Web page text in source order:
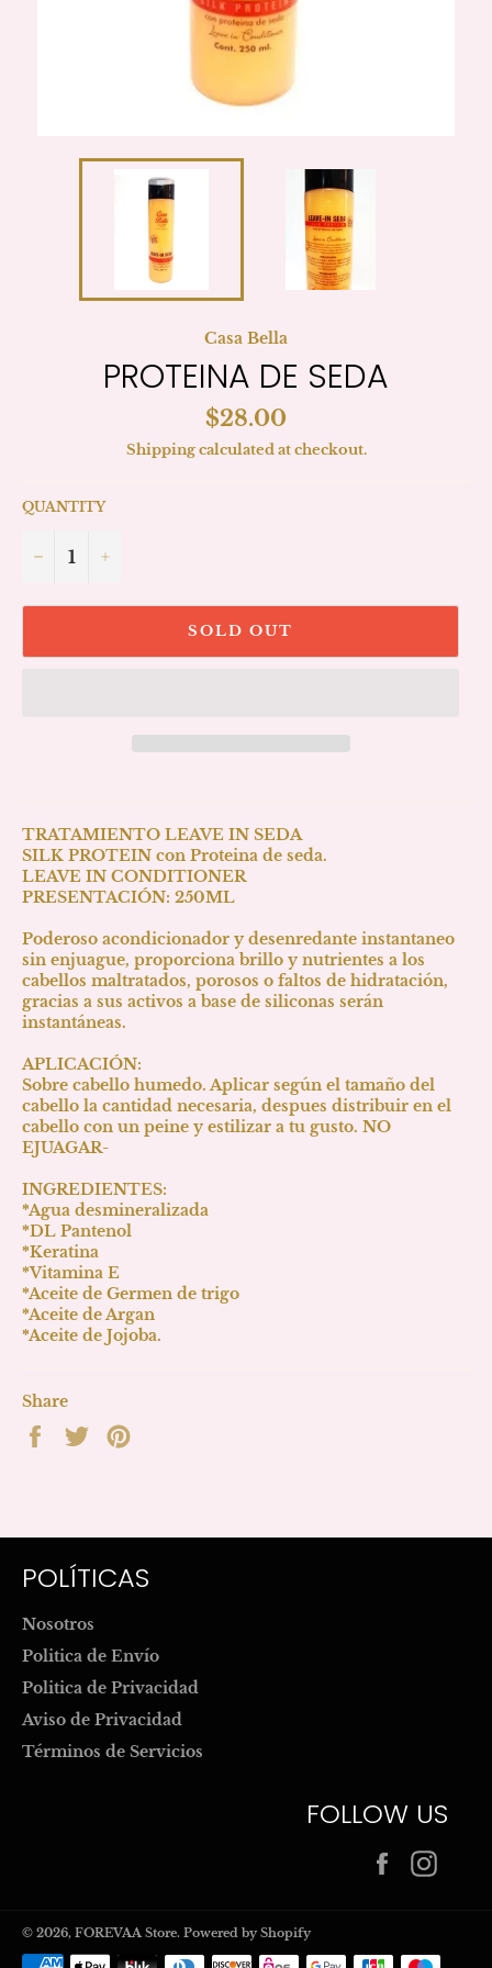
Casa Bella
PROTEINA DE SEDA
Regular
price
$28.00
Shippingcalculated at checkout.
QUANTITY
− +
SOLD OUT
TRATAMIENTO LEAVE IN SEDA
SILK PROTEIN con Proteina de seda.
LEAVE IN CONDITIONER
PRESENTACIÓN: 250ML
Poderoso acondicionador y desenredante instantaneo
sin enjuague, proporciona brillo y nutrientes a los
cabellos maltratados, porosos o faltos de hidratación,
gracias a sus activos a base de siliconas serán
instantáneas.
APLICACIÓN:
Sobre cabello humedo. Aplicar según el tamaño del
cabello la cantidad necesaria, despues distribuir en el
cabello con un peine y estilizar a tu gusto. NO
EJUAGAR-
INGREDIENTES:
*Agua desmineralizada
*DL Pantenol
*Keratina
*Vitamina E
*Aceite de Germen de trigo
*Aceite de Argan
*Aceite de Jojoba.
Share
Share
on
Tweet
on
POLÍTICAS
Nosotros
Politica de Envío
Politica de Privacidad
Aviso de Privacidad
Términos de Servicios
FOLLOW US
Facebook
© 2026, FOREVAA Store. Powered by Shopify
Payment